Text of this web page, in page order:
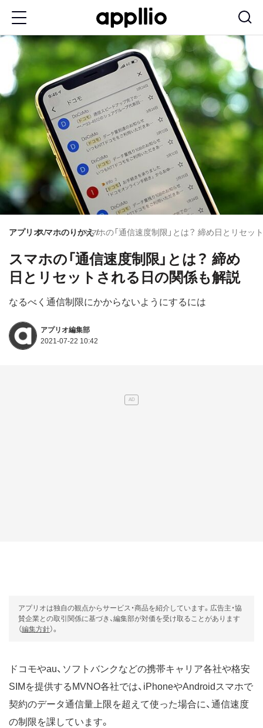
テ
ツ
移
動
アプリオスマホのりかえスマホの「通信速度制限」とは？ 締め日とリセ
スマホの「通信速度制限」とは？ 締め
日とリセットされる日の関係も解説
なるべく通信制限にかからないようにするには
アプリオ編集部
2021-07-22 10:42
アプリオは独自の観点からサービス・商品を紹介しています。広告主・協
賛企業との取引関係に基づき、編集部が対価を受け取ることがあります
（編集方針）。
ドコモやau、ソフトバンクなどの携帯キャリア各社や格安
SIMを提供するMVNO各社では、iPhoneやAndroidスマホで
契約のデータ通信量上限を超えて使った場合に、通信速度
の制限を課しています。